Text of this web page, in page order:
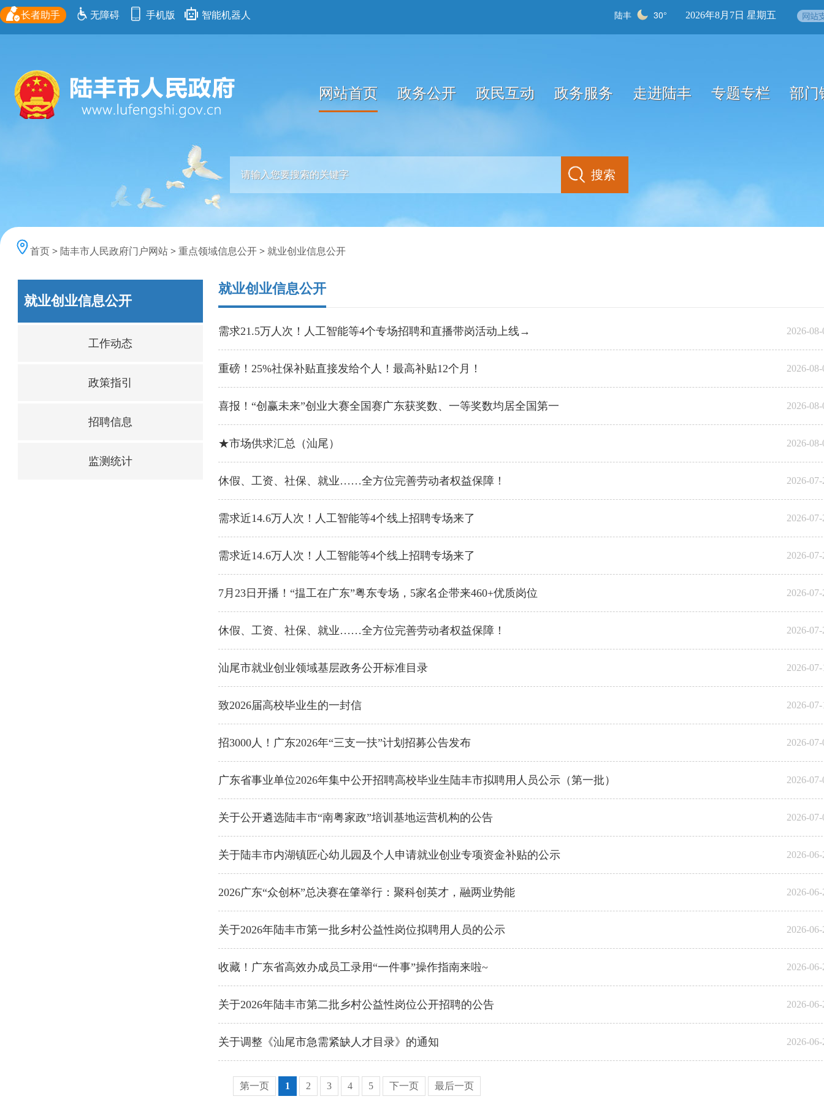
长者助手 无障碍 手机版 智能机器人 陆丰 30° 2026年8月7日 星期五
网站首页 政务公开 政民互动 政务服务 走进陆丰 专题专栏 部门
首页 > 陆丰市人民政府门户网站 > 重点领域信息公开 > 就业创业信息公开
就业创业信息公开
工作动态
政策指引
招聘信息
监测统计
就业创业信息公开
需求21.5万人次！人工智能等4个专场招聘和直播带岗活动上线→ 2026-
重磅！25%社保补贴直接发给个人！最高补贴12个月！ 2026-
喜报！“创赢未来”创业大赛全国赛广东获奖数、一等奖数均居全国第一 2026-
★市场供求汇总（汕尾） 2026-
休假、工资、社保、就业……全方位完善劳动者权益保障！ 2026-
需求近14.6万人次！人工智能等4个线上招聘专场来了 2026-
需求近14.6万人次！人工智能等4个线上招聘专场来了 2026-
7月23日开播！“揾工在广东”粤东专场，5家名企带来460+优质岗位 2026-
休假、工资、社保、就业……全方位完善劳动者权益保障！ 2026-
汕尾市就业创业领域基层政务公开标准目录 2026-
致2026届高校毕业生的一封信 2026-
招3000人！广东2026年“三支一扶”计划招募公告发布 2026-
广东省事业单位2026年集中公开招聘高校毕业生陆丰市拟聘用人员公示（第一批） 2026-
关于公开遴选陆丰市“南粤家政”培训基地运营机构的公告 2026-
关于陆丰市内湖镇匠心幼儿园及个人申请就业创业专项资金补贴的公示 2026-
2026广东“众创杯”总决赛在肇举行：聚科创英才，融两业势能 2026-
关于2026年陆丰市第一批乡村公益性岗位拟聘用人员的公示 2026-
收藏！广东省高效办成员工录用“一件事”操作指南来啦~ 2026-
关于2026年陆丰市第二批乡村公益性岗位公开招聘的公告 2026-
关于调整《汕尾市急需紧缺人才目录》的通知 2026-
第一页 1 2 3 4 5 下一页 最后一页